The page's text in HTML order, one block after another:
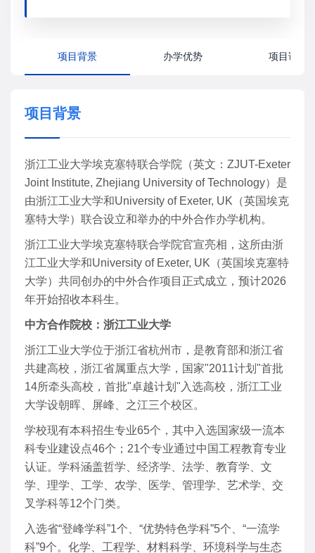
项目背景 办学优势 项目详情
项目背景
浙江工业大学埃克塞特联合学院（英文：ZJUT-Exeter
Joint Institute, Zhejiang University of Technology）是
由浙江工业大学和University of Exeter, UK（英国埃克
塞特大学）联合设立和举办的中外合作办学机构。
浙江工业大学埃克塞特联合学院官宣亮相，这所由浙
江工业大学和University of Exeter, UK（英国埃克塞特
大学）共同创办的中外合作项目正式成立，预计2026
年开始招收本科生。
中方合作院校：浙江工业大学
浙江工业大学位于浙江省杭州市，是教育部和浙江省
共建高校，浙江省属重点大学，国家"2011计划"首批
14所牵头高校，首批"卓越计划"入选高校，浙江工业
大学设朝晖、屏峰、之江三个校区。
学校现有本科招生专业65个，其中入选国家级一流本
科专业建设点46个；21个专业通过中国工程教育专业
认证。学科涵盖哲学、经济学、法学、教育学、文
学、理学、工学、农学、医学、管理学、艺术学、交
叉学科等12个门类。
入选省“登峰学科”1个、“优势特色学科”5个、“一流学
科”9个。化学、工程学、材料科学、环境科学与生态